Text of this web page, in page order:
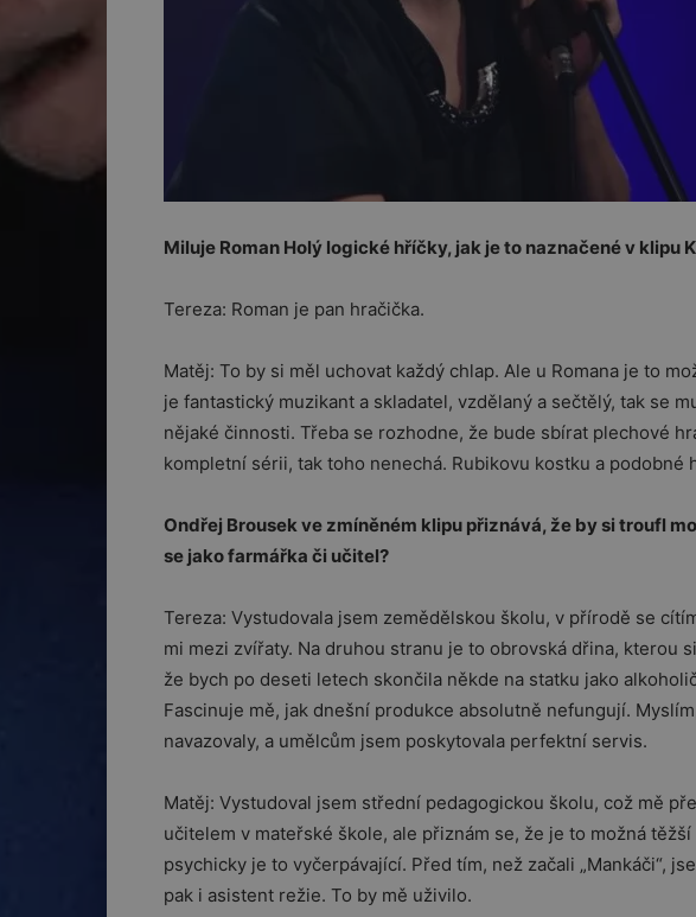
Miluje Roman Holý logické hříčky, jak je to naznačené v klipu
Tereza: Roman je pan hračička.
Matěj: To by si měl uchovat každý chlap. Ale u Romana je to
je fantastický muzikant a skladatel, vzdělaný a sečtělý, tak se
nějaké činnosti. Třeba se rozhodne, že bude sbírat plechové
kompletní sérii, tak toho nenechá. Rubikovu kostku a podobné
Ondřej Brousek ve zmíněném klipu přiznává, že by si troufl
se jako farmářka či učitel?
Tereza: Vystudovala jsem zemědělskou školu, v přírodě se
mi mezi zvířaty. Na druhou stranu je to obrovská dřina, kterou
že bych po deseti letech skončila někde na statku jako
Fascinuje mě, jak dnešní produkce absolutně nefungují.
navazovaly, a umělcům jsem poskytovala perfektní servis.
Matěj: Vystudoval jsem střední pedagogickou školu, což mě
učitelem v mateřské škole, ale přiznám se, že je to možná
psychicky je to vyčerpávající. Před tím, než začali „Mankáči“,
pak i asistent režie. To by mě uživilo.